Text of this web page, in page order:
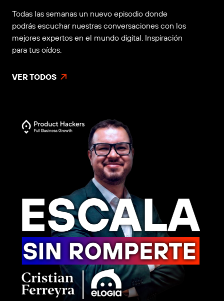
Todas las semanas un nuevo episodio donde
podrás escuchar nuestras conversaciones con los
mejores expertos en el mundo digital. Inspiración
para tus oídos.
VER TODOS